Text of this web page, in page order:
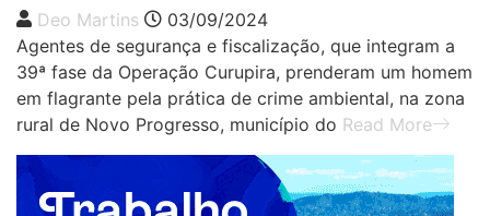
Deo Martins
03/09/2024
Agentes de segurança e fiscalização, que integram a
39ª fase da Operação Curupira, prenderam um homem
em flagrante pela prática de crime ambiental, na zona
rural de Novo Progresso, município do Read More